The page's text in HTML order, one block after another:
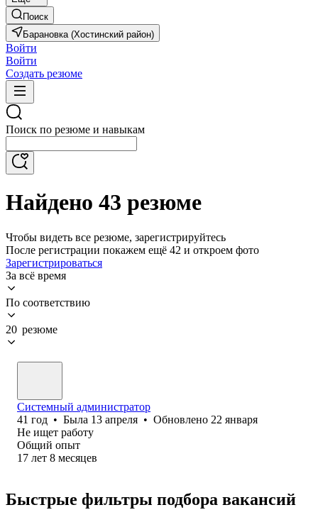
Поиск
Барановка (Хостинский район)
Войти
Войти
Создать резюме
Поиск по резюме и навыкам
Найдено 43 резюме
Чтобы видеть все резюме, зарегистрируйтесь
После регистрации покажем ещё 42 и откроем фото
Зарегистрироваться
За всё время
По соответствию
20 резюме
Системный администратор
41 год • Была 13 апреля • Обновлено 22 января
Не ищет работу
Общий опыт
17 лет 8 месяцев
Быстрые фильтры подбора вакансий